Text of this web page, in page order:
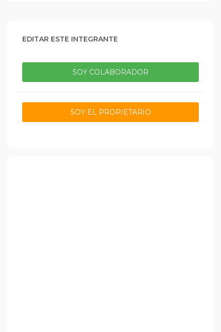
EDITAR ESTE INTEGRANTE
SOY COLABORADOR
SOY EL PROPIETARIO